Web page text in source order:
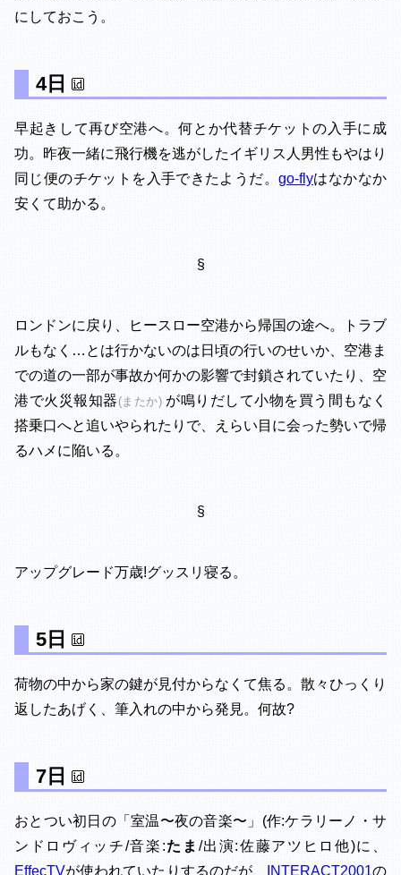
にしておこう。
4日
早起きして再び空港へ。何とか代替チケットの入手に成
功。昨夜一緒に飛行機を逃がしたイギリス人男性もやはり
同じ便のチケットを入手できたようだ。go-flyはなかなか
安くて助かる。
§
ロンドンに戻り、ヒースロー空港から帰国の途へ。トラブ
ルもなく…とは行かないのは日頃の行いのせいか、空港ま
での道の一部が事故か何かの影響で封鎖されていたり、空
港で火災報知器(またか)が鳴りだして小物を買う間もなく
搭乗口へと追いやられたりで、えらい目に会った勢いで帰
るハメに陥いる。
§
アップグレード万歳!グッスリ寝る。
5日
荷物の中から家の鍵が見付からなくて焦る。散々ひっくり
返したあげく、筆入れの中から発見。何故?
7日
おとつい初日の「室温〜夜の音楽〜」(作:ケラリーノ・サ
ンドロヴィッチ/音楽:たま /出演:佐藤アツヒロ他)に、
EffecTVが使われていたりするのだが、 INTERACT2001の